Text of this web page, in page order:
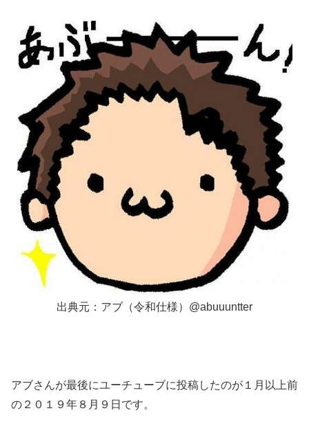
出典元：アブ（令和仕様） @abuuuntter
アブさんが最後にユーチューブに投稿したのが１月以上前
の２０１９年８月９日 です。